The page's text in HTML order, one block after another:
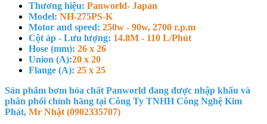
Thương hiệu: Panworld- Japan
Model: NH-275PS-K
Motor and speed: 250w - 90w, 2700 r.p.m
Cột áp - Lưu lượng: 14.8M - 110 L/Phút
Hose (mm): 26 x 26
Union (A):20 x 20
Flange (A): 25 x 25
Sản phẩm bơm hóa chất Panworld đang được nhập khẩu và
phân phối chính hãng tại Công Ty TNHH Công Nghệ Kim
Phát, Mr Nhật (0902335707)